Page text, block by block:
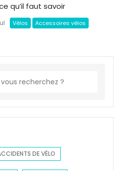
qu’il faut savoir
Vélos Accessoires vélos
DE VÉLO